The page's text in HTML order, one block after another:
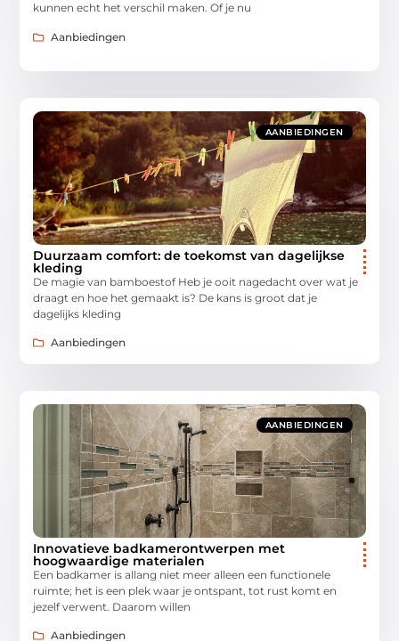
kunnen echt het verschil maken. Of je nu
Aanbiedingen
AANBIEDINGEN
Duurzaam comfort: de toekomst van dagelijkse
kleding
De magie van bamboestof Heb je ooit nagedacht over wat je
draagt en hoe het gemaakt is? De kans is groot dat je
dagelijks kleding
Aanbiedingen
AANBIEDINGEN
Innovatieve badkamerontwerpen met
hoogwaardige materialen
Een badkamer is allang niet meer alleen een functionele
ruimte; het is een plek waar je ontspant, tot rust komt en
jezelf verwent. Daarom willen
Aanbiedingen